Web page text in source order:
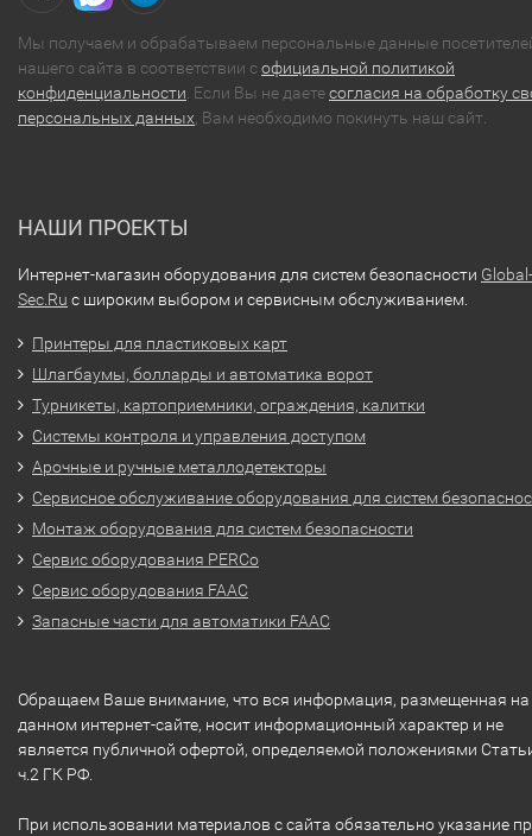
Мы получаем и обрабатываем персональные данные
нашего сайта в соответствии софициальной политикой
конфиденциальности . Если Вы не даетесогласия на обработку
персональных данных , Вам необходимо покинуть наш сайт.
НАШИ ПРОЕКТЫ
Интернет-магазин оборудования для систем безопасности Global-
Sec.Ru с широким выбором и сервисным обслуживанием.
Принтеры для пластиковых карт
Шлагбаумы, болларды и автоматика ворот
Турникеты, картоприемники, ограждения, калитки
Системы контроля и управления доступом
Арочные и ручные металлодетекторы
Сервисное обслуживание оборудования для систем
Монтаж оборудования для систем безопасности
Сервис оборудования PERCo
Сервис оборудования FAAC
Запасные части для автоматики FAAC
Обращаем Ваше внимание, что вся информация, размещенная на
данном интернет-сайте, носит информационный характер и не
является публичной офертой, определяемой положениями
ч.2 ГК РФ.
При использовании материалов с сайта обязательно указание